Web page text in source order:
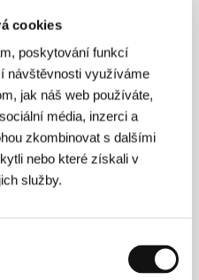
cookies
poskytování funkcí
návštěvnosti využíváme
jak náš web používáte,
média, inzerci a
zkombinovat s dalšími
nebo které získali v
služby.
divadlo